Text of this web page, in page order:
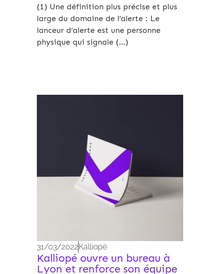
(1) Une définition plus précise et plus
large du domaine de l’alerte : Le
lanceur d’alerte est une personne
physique qui signale (…)
31/03/2022Kalliopé
Kalliopé ouvre un bureau à
Lyon et renforce son équipe